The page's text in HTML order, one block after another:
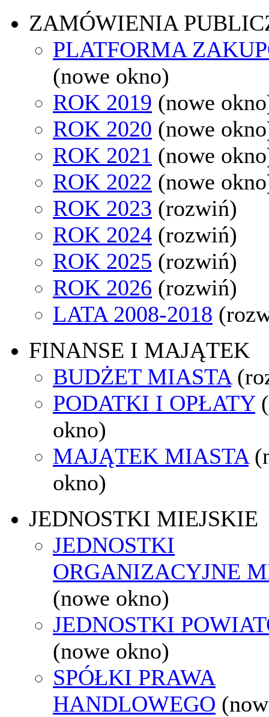
ZAMÓWIENIA
PLATFORMA
(nowe okno)
ROK 2019 (nowe
ROK 2020 (nowe
ROK 2021 (nowe
ROK 2022 (nowe
ROK 2023 (rozwiń)
ROK 2024 (rozwiń)
ROK 2025 (rozwiń)
ROK 2026 (rozwiń)
LATA 2008-2018
FINANSE I MAJĄTEK
BUDŻET MIASTA
PODATKI I OPŁATY
okno)
MAJĄTEK MIASTA
okno)
JEDNOSTKI MIEJSKIE
JEDNOSTKI
ORGANIZACYJNE
(nowe okno)
JEDNOSTKI
(nowe okno)
SPÓŁKI PRAWA
HANDLOWEGO